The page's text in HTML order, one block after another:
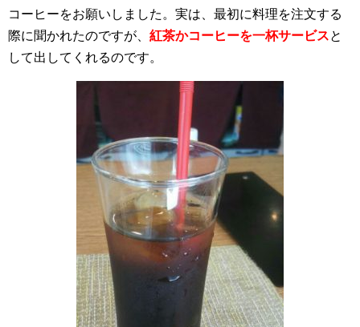
コーヒーをお願いしました。実は、最初に料理を注文する
際に聞かれたのですが、 紅茶かコーヒーを一杯サービスと
して出してくれるのです。